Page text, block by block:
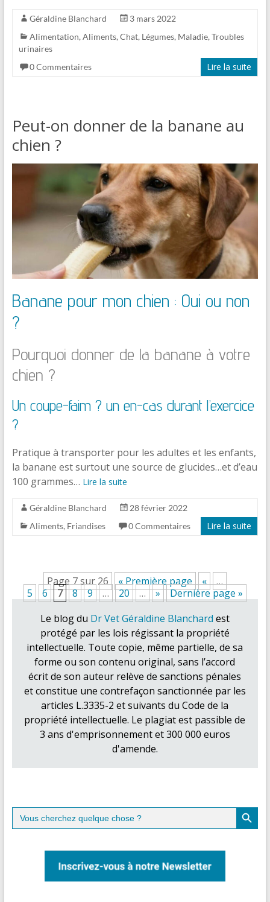
Géraldine Blanchard
3 mars 2022
Alimentation, Aliments, Chat, Légumes, Maladie, Troubles
urinaires
0 Commentaires
Lire la suite
Peut-on donner de la banane au
chien ?
Banane pour mon chien : Oui ou non
?
Pourquoi donner de la banane à votre
chien ?
Un coupe-faim ? un en-cas durant l’exercice
?
Pratique à transporter pour les adultes et les enfants,
la banane est surtout une source de glucides…et d’eau
100 grammes… Lire la suite
Géraldine Blanchard
28 février 2022
Aliments, Friandises 0 Commentaires Lire la suite
Page 7 sur 26 « Première page «
…
5
6 7 8 9 … 20 … »
Dernière page »
Le blog du Dr Vet Géraldine Blanchard est
protégé par les lois régissant la propriété
intellectuelle. Toute copie, même partielle, de sa
forme ou son contenu original, sans l’accord
écrit de son auteur relève de sanctions pénales
et constitue une contrefaçon sanctionnée par les
articles L.3335-2 et suivants du Code de la
propriété intellectuelle. Le plagiat est passible de
3 ans d'emprisonnement et 300 000 euros
d'amende.
Search
for:
Search Button